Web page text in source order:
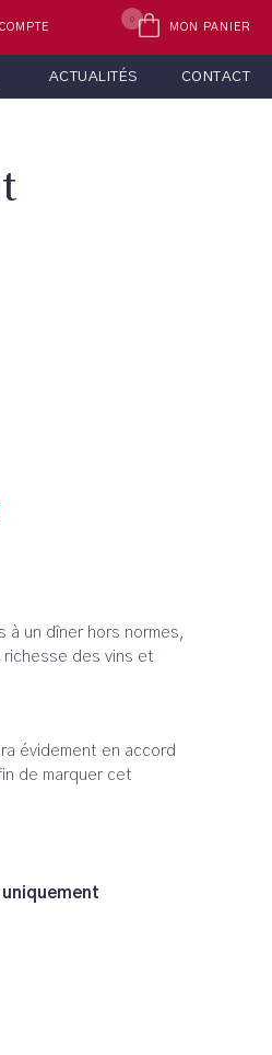
MON PANIER
0
ACTUALITÉS CONTACT
à un dîner hors normes,
des vins et
évidement en accord
de marquer cet